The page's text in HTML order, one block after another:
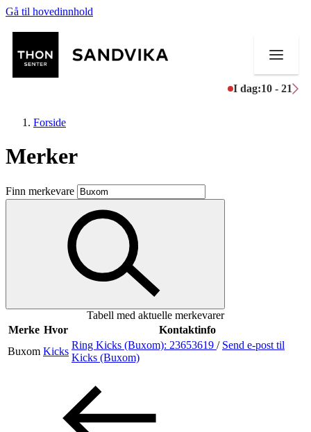
Gå til hovedinnhold
I dag:10 - 21
Butikker
Mat og drikke
Aktiviteter
Merker
Inspirasjon
Forside
Merker
Finn merkevare
Tabell med aktuelle merkevarer
Merke Hvor
Kontaktinfo
Buxom Kicks
Ring Kicks (Buxom): 23653619 / Send e-post til
Kicks (Buxom)